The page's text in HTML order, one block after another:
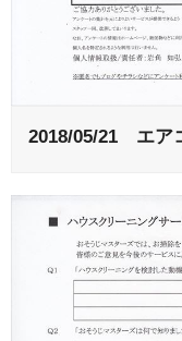
2018/05/21 エア